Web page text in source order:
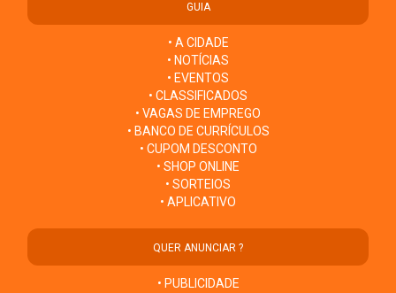
GUIA
• A CIDADE
• NOTÍCIAS
• EVENTOS
• CLASSIFICADOS
• VAGAS DE EMPREGO
• BANCO DE CURRÍCULOS
• CUPOM DESCONTO
• SHOP ONLINE
• SORTEIOS
• APLICATIVO
QUER ANUNCIAR ?
• PUBLICIDADE